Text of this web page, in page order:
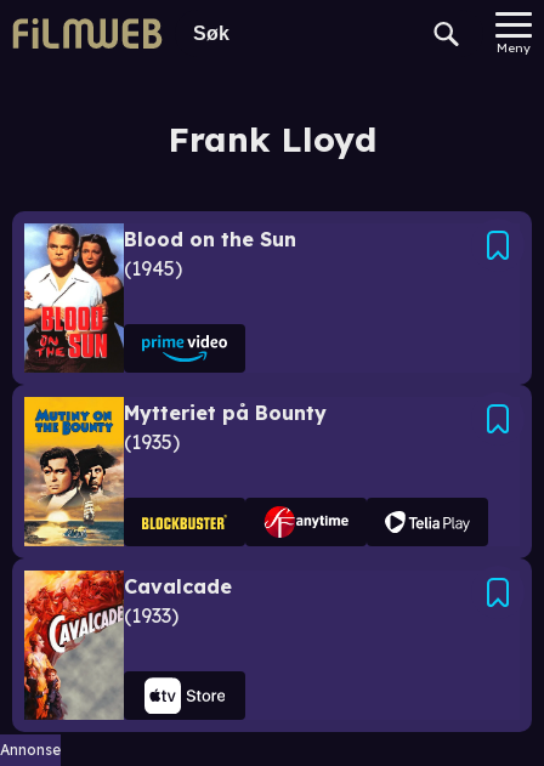
Meny
Frank Lloyd
Blood on the Sun
1945
Mytteriet på Bounty
1935
Cavalcade
1933
Annonse